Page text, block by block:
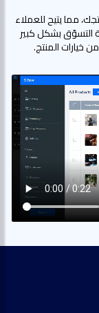
مما يتيح للعملاء
التسوّق بشكل كبير
خيارات المنتج.